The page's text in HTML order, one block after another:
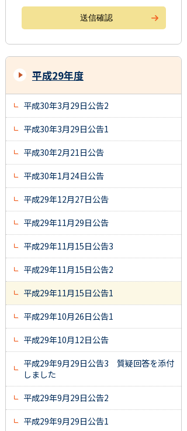
平成29年度
平成30年3月29日公告2
平成30年3月29日公告1
平成30年2月21日公告
平成30年1月24日公告
平成29年12月27日公告
平成29年11月29日公告
平成29年11月15日公告3
平成29年11月15日公告2
平成29年11月15日公告1
平成29年10月26日公告1
平成29年10月12日公告
平成29年9月29日公告3 質疑回答を添付
しました
平成29年9月29日公告2
平成29年9月29日公告1